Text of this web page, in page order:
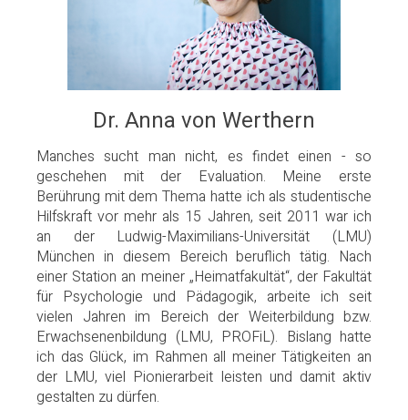
kontakt
Dr. Anna von Werthern
Manches sucht man nicht, es findet einen - so
geschehen mit der Evaluation. Meine erste
Berührung mit dem Thema hatte ich als studentische
Hilfskraft vor mehr als 15 Jahren, seit 2011 war ich
an der Ludwig-Maximilians-Universität (LMU)
München in diesem Bereich beruflich tätig. Nach
einer Station an meiner „Heimatfakultät“, der Fakultät
für Psychologie und Pädagogik, arbeite ich seit
vielen Jahren im Bereich der Weiterbildung bzw.
Erwachsenenbildung (LMU, PROFiL). Bislang hatte
ich das Glück, im Rahmen all meiner Tätigkeiten an
der LMU, viel Pionierarbeit leisten und damit aktiv
gestalten zu dürfen.